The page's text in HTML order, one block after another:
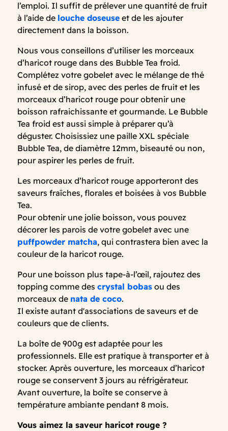
l’emploi. Il suffit de prélever une quantité de fruit
à l’aide de louche doseuse et de les ajouter
directement dans la boisson.
Nous vous conseillons d’utiliser les morceaux
d’haricot rouge dans des Bubble Tea froid.
Complétez votre gobelet avec le mélange de thé
infusé et de sirop, avec des perles de fruit et les
morceaux d’haricot rouge pour obtenir une
boisson rafraichissante et gourmande. Le Bubble
Tea froid est aussi simple à préparer qu’à
déguster. Choisissiez une paille XXL spéciale
Bubble Tea, de diamètre 12mm, biseauté ou non,
pour aspirer les perles de fruit.
Les morceaux d’haricot rouge apporteront des
saveurs fraîches, florales et boisées à vos Bubble
Tea.
Pour obtenir une jolie boisson, vous pouvez
décorer les parois de votre gobelet avec une
puffpowder matcha, qui contrastera bien avec la
couleur de la haricot rouge.
Pour une boisson plus tape-à-l’œil, rajoutez des
topping comme des crystal bobas ou des
morceaux de nata de coco.
Il existe autant d'associations de saveurs et de
couleurs que de clients.
La boîte de 900g est adaptée pour les
professionnels. Elle est pratique à transporter et à
stocker. Après ouverture, les morceaux d’haricot
rouge se conservent 3 jours au réfrigérateur.
Avant ouverture, la boîte se conserve à
température ambiante pendant 8 mois.
Vous aimez la saveur haricot rouge ?